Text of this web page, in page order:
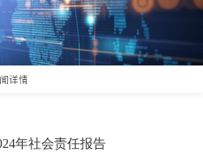
详情
年社会责任报告